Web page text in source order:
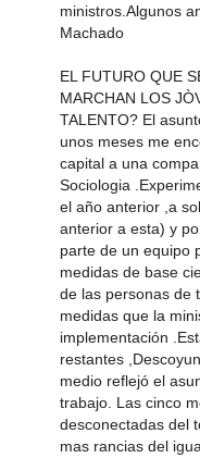
ministros.Algunos
Machado
EL FUTURO QUE
MARCHAN LOS
TALENTO? El
unos meses me
capital a una
Sociologia
el año anterior ,a
anterior a esta) y
parte de un equipo
medidas de base
de las personas de
medidas que la
implementación
restantes
medio reflejó el
trabajo. Las cinco
desconectadas del
mas rancias del